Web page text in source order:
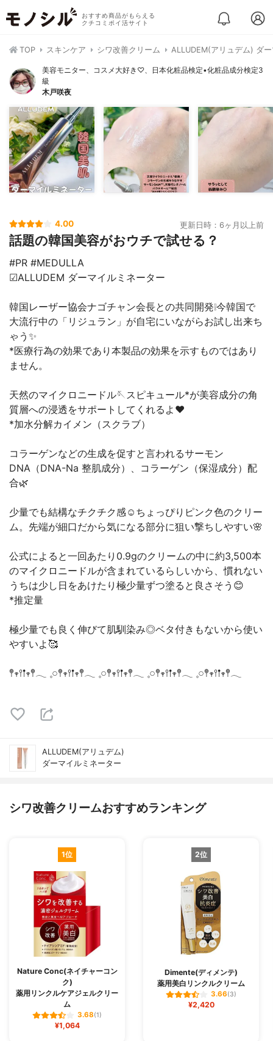
おすすめ商品がもらえる
クチコミポイ活サイト
TOP スキンケア シワ改善クリーム ALLUDEM(アリュデム) ダ
美容モニター、コスメ大好き♡、日本化粧品検定•化粧品成分検定3
級
木戸咲夜
4.00 更新日時：6ヶ月以上前
話題の韓国美容がおウチで試せる？
#PR #MEDULLA
☑︎ALLUDEM ダーマイルミネーター
韓国レーザー協会ナゴチャン会長との共同開発❕今韓国で
大流行中の「リジュラン」が自宅にいながらお試し出来ち
ゃう✨
*医療行為の効果であり本製品の効果を示すものではあり
ません。
天然のマイクロニードル🪡スピキュール*が美容成分の角
質層への浸透をサポートしてくれるよ❤︎
*加水分解カイメン（スクラブ）
コラーゲンなどの生成を促すと言われるサーモン
DNA（DNA-Na 整肌成分）、コラーゲン（保湿成分）配
合🌿
少量でも結構なチクチク感☺️ちょっぴりピンク色のクリー
ム。先端が細口だから気になる部分に狙い撃ちしやすい🌸
公式によると一回あたり0.9gのクリームの中に約3,500本
のマイクロニードルが含まれているらしいから、慣れない
うちは少し日をあけたり極少量ずつ塗ると良さそう😊
*推定量
極少量でも良く伸びて肌馴染み◎ベタ付きもないから使い
やすいよ🥰
𖤣𖥧𖥣𖡡𖥧𖤣𓂃 𓈒𓏸𖤣𖥧𖥣𖡡𖥧𖤣𓂃 𓈒𓏸𖤣𖥧𖥣𖡡𖥧𖤣𓂃 𓈒𓏸𖤣𖥧𖥣𖡡𖥧𖤣𓂃 𓈒𓏸𖤣𖥧𖥣𖡡𖥧𖤣𓂃
ALLUDEM(アリュデム)
ダーマイルミネーター
シワ改善クリームおすすめランキング
1位
Nature Conc(ネイチャーコン
ク)
薬用リンクルケアジェルクリー
ム
3.68(1)
¥1,064
2位
Dimente(ディメンテ)
薬用美白リンクルクリーム
3.66(3)
¥2,420